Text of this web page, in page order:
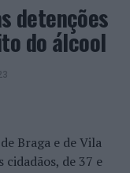
detenções
do álcool
Braga e de Vila
cidadãos, de 37 e